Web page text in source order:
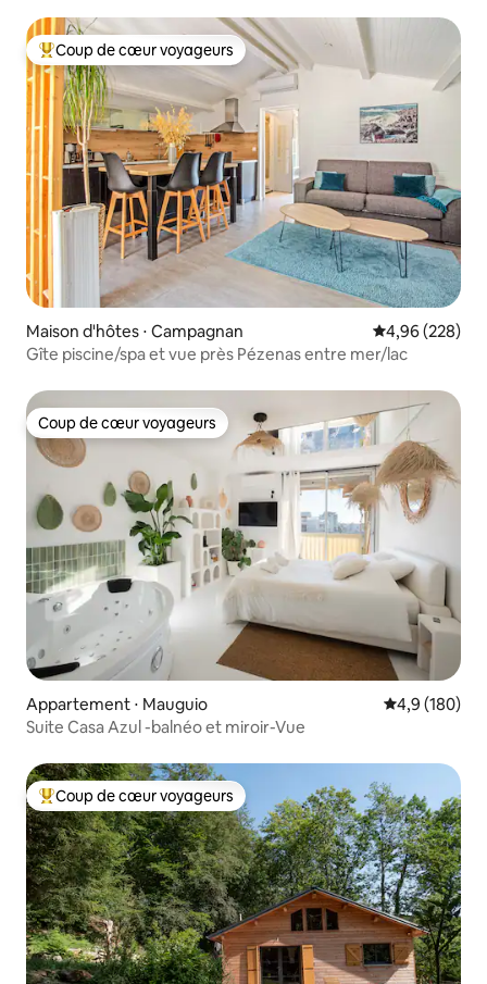
Coups de cœur voyageurs les plus appréciés
Coup de cœur voyageurs
Maison d'hôtes ⋅ Campagnan Évaluation
4,96 (228)
Gîte piscine/spa et vue près Pézenas entre mer/lac
Coup de cœur voyageurs
Coup de cœur voyageurs
Appartement ⋅ Mauguio Évaluation
4,9 (180)
Suite Casa Azul -balnéo et miroir-Vue
Coups de cœur voyageurs les plus appréciés
Coup de cœur voyageurs